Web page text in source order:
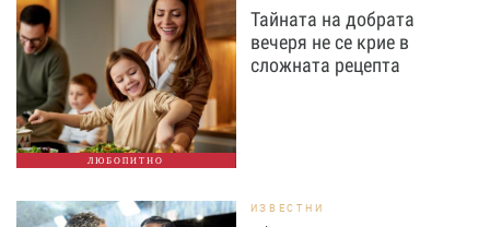
ЛЮБОПИТНО
Тайната на добрата
вечеря не се крие в
сложната рецепта
ИЗВЕСТНИ